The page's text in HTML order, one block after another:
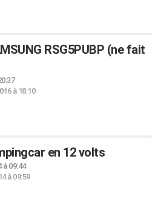
RSG5PUBP (ne fait
à 18:10
en 12 volts
à 09:44
à 09:59